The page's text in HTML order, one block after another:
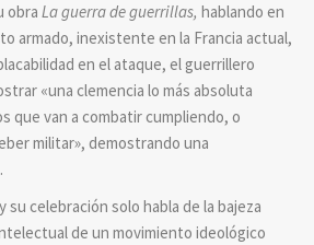
obra La guerra de guerrillas, hablando en
armado, inexistente en la Francia actual,
en el ataque, el guerrillero
«una clemencia lo más absoluta
que van a combatir cumpliendo, o
militar», demostrando una
su celebración solo habla de la bajeza
de un movimiento ideológico